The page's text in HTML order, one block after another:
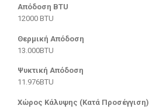
Απόδοση BTU
12000 BTU
Θερμική Απόδοση
13.000BTU
Ψυκτική Απόδοση
11.976BTU
Χώρος Κάλυψης (Κατά Προσέγγιση)